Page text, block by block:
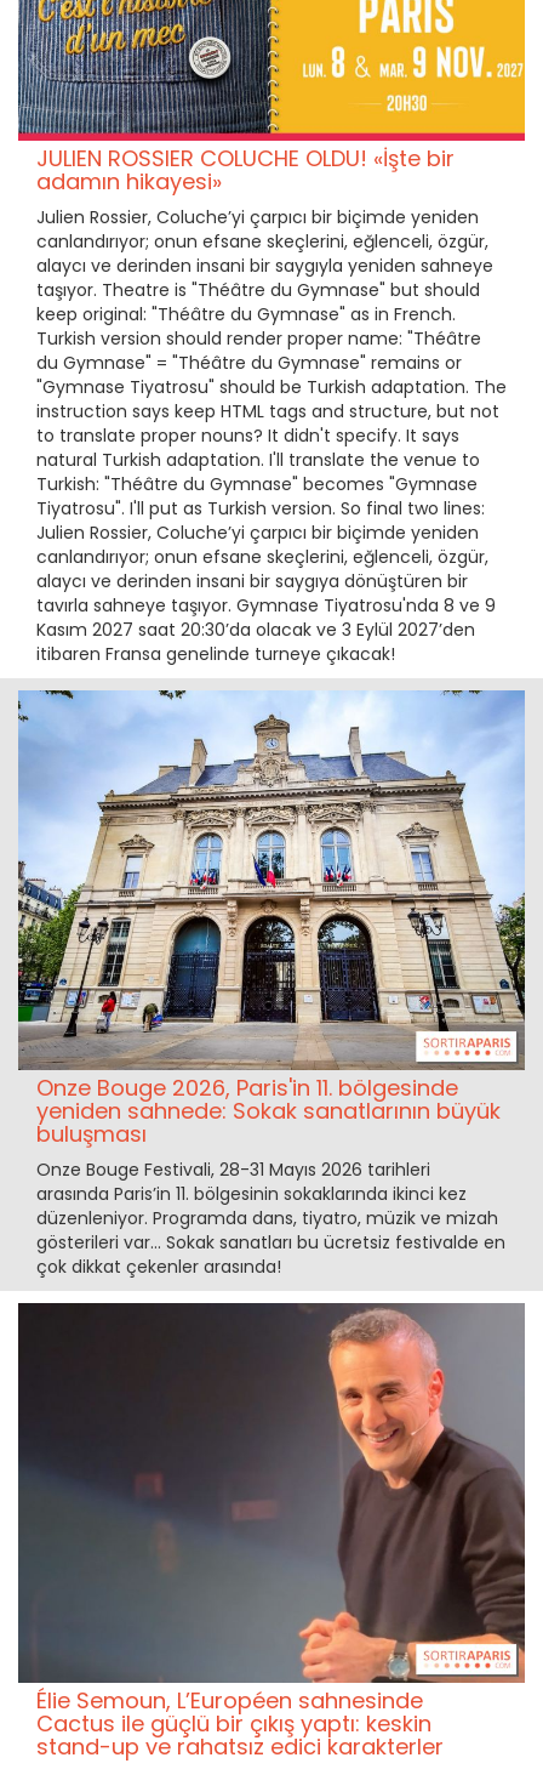
JULIEN ROSSIER COLUCHE OLDU! «İşte bir
adamın hikayesi»
Julien Rossier, Coluche’yi çarpıcı bir biçimde yeniden
canlandırıyor; onun efsane skeçlerini, eğlenceli, özgür,
alaycı ve derinden insani bir saygıyla yeniden sahneye
taşıyor. Theatre is "Théâtre du Gymnase" but should
keep original: "Théâtre du Gymnase" as in French.
Turkish version should render proper name: "Théâtre
du Gymnase" = "Théâtre du Gymnase" remains or
"Gymnase Tiyatrosu" should be Turkish adaptation. The
instruction says keep HTML tags and structure, but not
to translate proper nouns? It didn't specify. It says
natural Turkish adaptation. I'll translate the venue to
Turkish: "Théâtre du Gymnase" becomes "Gymnase
Tiyatrosu". I'll put as Turkish version. So final two lines:
Julien Rossier, Coluche’yi çarpıcı bir biçimde yeniden
canlandırıyor; onun efsane skeçlerini, eğlenceli, özgür,
alaycı ve derinden insani bir saygıya dönüştüren bir
tavırla sahneye taşıyor. Gymnase Tiyatrosu'nda 8 ve 9
Kasım 2027 saat 20:30’da olacak ve 3 Eylül 2027’den
itibaren Fransa genelinde turneye çıkacak!
Onze Bouge 2026, Paris'in 11. bölgesinde
yeniden sahnede: Sokak sanatlarının büyük
buluşması
Onze Bouge Festivali, 28-31 Mayıs 2026 tarihleri
arasında Paris’in 11. bölgesinin sokaklarında ikinci kez
düzenleniyor. Programda dans, tiyatro, müzik ve mizah
gösterileri var... Sokak sanatları bu ücretsiz festivalde en
çok dikkat çekenler arasında!
Élie Semoun, L’Européen sahnesinde
Cactus ile güçlü bir çıkış yaptı: keskin
stand-up ve rahatsız edici karakterler